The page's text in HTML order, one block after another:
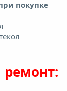
покупке
ремонт: